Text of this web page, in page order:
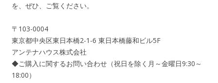
を、ぜひ、ご覧ください。
〒103-0004
東京都中央区東日本橋2-1-6 東日本橋藤和ビル5F
アンテナハウス株式会社
◆ご購入に関するお問い合わせ（祝日を除く月～金曜日9:30～
18:00）